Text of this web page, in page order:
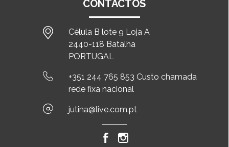
CONTACTOS
Célula B lote 9 Loja A
2440-118 Batalha
PORTUGAL
+351 244 765 853 Custo chamada
rede fixa nacional
jutina@live.com.pt